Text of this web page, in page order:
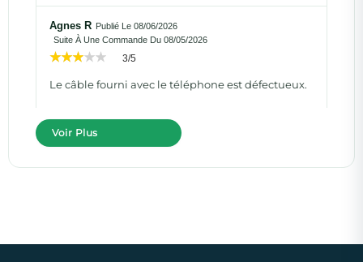
Agnes R Publié Le 08/06/2026
Suite À Une Commande Du 08/05/2026
3/5
Le câble fourni avec le téléphone est défectueux.
Voir Plus